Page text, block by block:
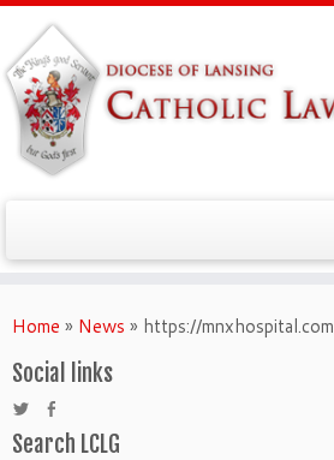
Home » News » https://mnxhospital.com
Social links
Search LCLG